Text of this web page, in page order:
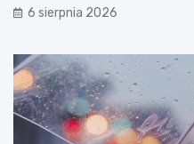
6 sierpnia 2026